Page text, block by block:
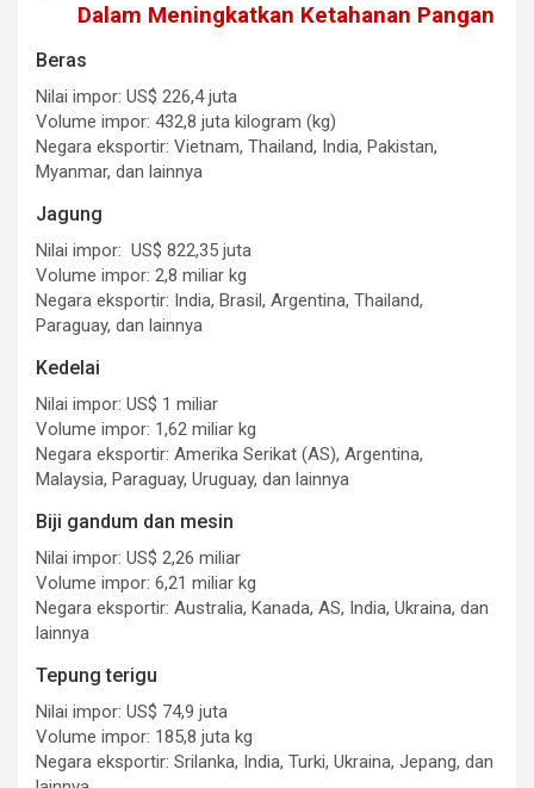
Dalam Meningkatkan Ketahanan Pangan
Beras
Nilai impor: US$ 226,4 juta
Volume impor: 432,8 juta kilogram (kg)
Negara eksportir: Vietnam, Thailand, India, Pakistan,
Myanmar, dan lainnya
Jagung
Nilai impor: US$ 822,35 juta
Volume impor: 2,8 miliar kg
Negara eksportir: India, Brasil, Argentina, Thailand,
Paraguay, dan lainnya
Kedelai
Nilai impor: US$ 1 miliar
Volume impor: 1,62 miliar kg
Negara eksportir: Amerika Serikat (AS), Argentina,
Malaysia, Paraguay, Uruguay, dan lainnya
Biji gandum dan mesin
Nilai impor: US$ 2,26 miliar
Volume impor: 6,21 miliar kg
Negara eksportir: Australia, Kanada, AS, India, Ukraina, dan
lainnya
Tepung terigu
Nilai impor: US$ 74,9 juta
Volume impor: 185,8 juta kg
Negara eksportir: Srilanka, India, Turki, Ukraina, Jepang, dan